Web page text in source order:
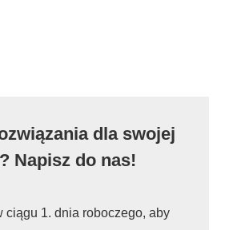
dla swojej
Napisz do nas!
ciągu 1. dnia roboczego, aby